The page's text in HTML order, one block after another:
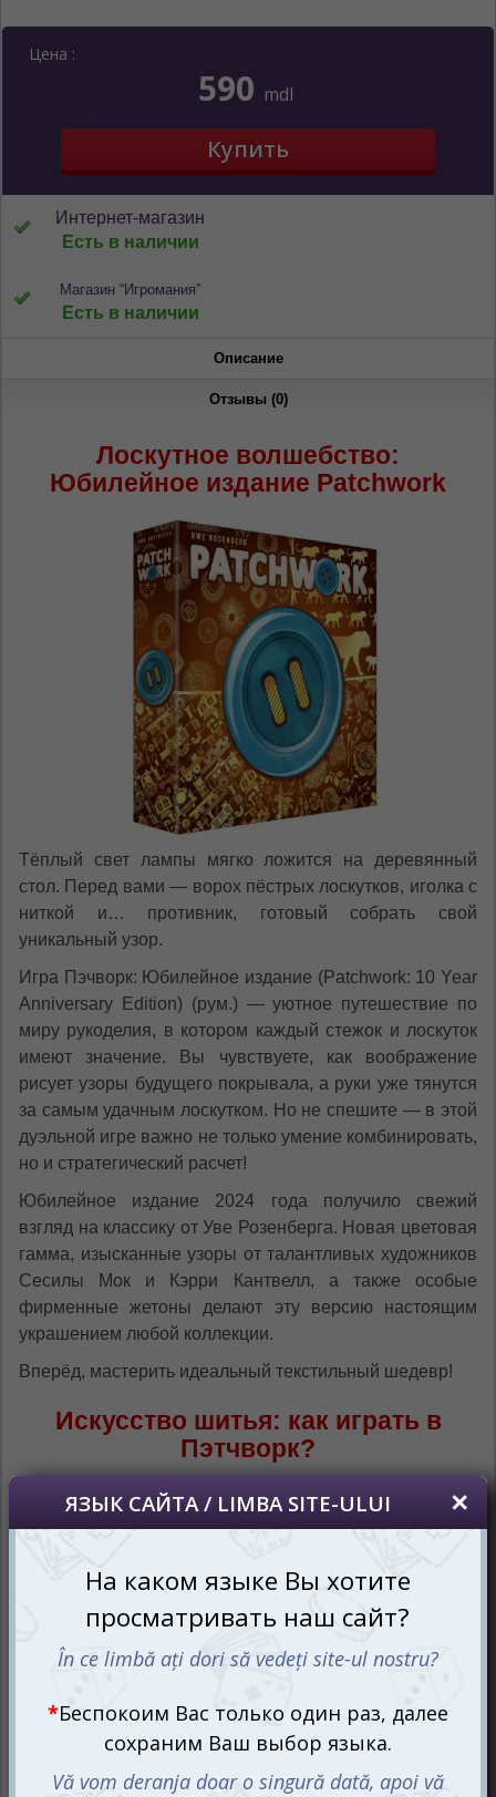
Цена :
590 mdl
Интернет-магазин
Есть в наличии
Магазин “Игромания”
Есть в наличии
Описание
Отзывы (0)
Лоскутное волшебство:
Юбилейное издание Patchwork
Тёплый свет лампы мягко ложится на деревянный
стол. Перед вами — ворох пёстрых лоскутков, иголка с
ниткой и… противник, готовый собрать свой
уникальный узор.
Игра Пэчворк: Юбилейное издание (Patchwork: 10 Year
Anniversary Edition) (рум.) — уютное путешествие по
миру рукоделия, в котором каждый стежок и лоскуток
имеют значение. Вы чувствуете, как воображение
рисует узоры будущего покрывала, а руки уже тянутся
за самым удачным лоскутком. Но не спешите — в этой
дуэльной игре важно не только умение комбинировать,
но и стратегический расчет!
Юбилейное издание 2024 года получило свежий
взгляд на классику от Уве Розенберга. Новая цветовая
гамма, изысканные узоры от талантливых художников
Сесилы Мок и Кэрри Кантвелл, а также особые
фирменные жетоны делают эту версию настоящим
украшением любой коллекции.
Вперёд, мастерить идеальный текстильный шедевр!
Искусство шитья: как играть в
Пэтчворк?
ЯЗЫК САЙТА / LIMBA SITE-ULUI
На каком языке Вы хотите
просматривать наш сайт?
În ce limbă ați dori să vedeți site-ul nostru?
Беспокоим Вас только один раз, далее
сохраним Ваш выбор языка.
Vă vom deranja doar o singură dată, apoi vă
vom salva alegerea limbii.
Если вы хотите переключить язык
сайта, то это можно всегда сделать в
правом верхнем углу страницы.
Dacă doriți să schimbați limba site-ului, puteți
oricând să faceți asta în colțul din dreapta sus
al paginii.